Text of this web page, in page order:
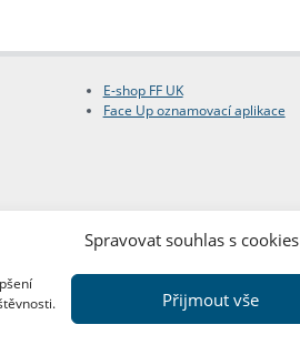
Spravovat souhlas s cookies
Přijmout vše
E-shop FF UK
Face Up oznamovací aplikace